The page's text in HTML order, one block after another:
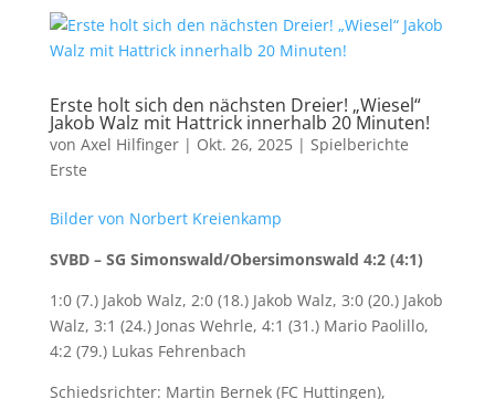
Erste holt sich den nächsten Dreier! „Wiesel“
Jakob Walz mit Hattrick innerhalb 20 Minuten!
von Axel Hilfinger| Okt. 26, 2025| Spielberichte
Erste
Bilder von Norbert Kreienkamp
SVBD – SG Simonswald/Obersimonswald 4:2 (4:1)
1:0 (7.) Jakob Walz, 2:0 (18.) Jakob Walz, 3:0 (20.) Jakob
Walz, 3:1 (24.) Jonas Wehrle, 4:1 (31.) Mario Paolillo,
4:2 (79.) Lukas Fehrenbach
Schiedsrichter: Martin Bernek (FC Huttingen),